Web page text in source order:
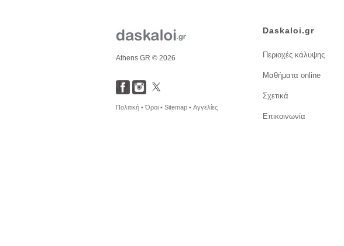
Athens GR © 2026
Πολιτική •Όροι • Sitemap • Αγγελίες
Daskaloi.gr
Περιοχές κάλυψης
Μαθήματα online
Σχετικά
Επικοινωνία